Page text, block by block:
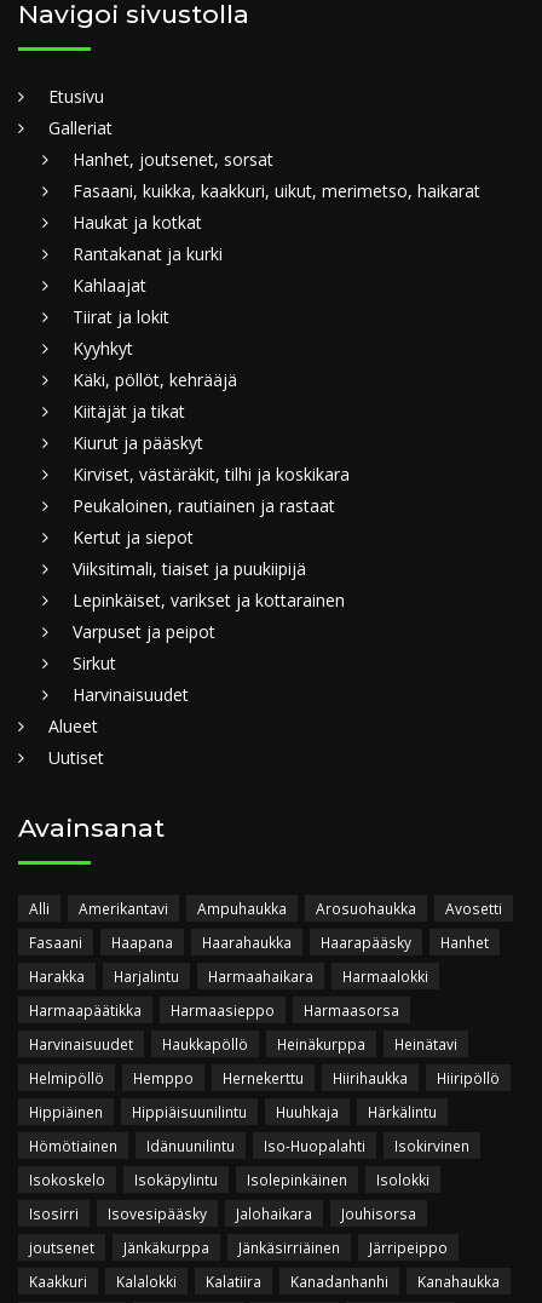
Navigoi sivustolla
Etusivu
Galleriat
Hanhet, joutsenet, sorsat
Fasaani, kuikka, kaakkuri, uikut, merimetso, haikarat
Haukat ja kotkat
Rantakanat ja kurki
Kahlaajat
Tiirat ja lokit
Kyyhkyt
Käki, pöllöt, kehrääjä
Kiitäjät ja tikat
Kiurut ja pääskyt
Kirviset, västäräkit, tilhi ja koskikara
Peukaloinen, rautiainen ja rastaat
Kertut ja siepot
Viiksitimali, tiaiset ja puukiipijä
Lepinkäiset, varikset ja kottarainen
Varpuset ja peipot
Sirkut
Harvinaisuudet
Alueet
Uutiset
Avainsanat
Alli Amerikantavi Ampuhaukka Arosuohaukka
Avosetti
Fasaani
Haapana Haarahaukka Haarapääsky
Hanhet
Harakka
Harjalintu Harmaahaikara
Harmaalokki
Harmaapäätikka
Harmaasieppo
Harmaasorsa
Harvinaisuudet
Haukkapöllö Heinäkurppa
Heinätavi
Helmipöllö
Hemppo Hernekerttu Hiirihaukka
Hiiripöllö
Hippiäinen
Hippiäisuunilintu Huuhkaja
Härkälintu
Hömötiainen
Idänuunilintu Iso-Huopalahti
Isokirvinen
Isokoskelo
Isokäpylintu Isolepinkäinen
Isolokki
Isosirri
Isovesipääsky Jalohaikara
Jouhisorsa
joutsenet
Jänkäkurppa Jänkäsirriäinen
Järripeippo
Kaakkuri
Kalalokki Kalatiira Kanadanhanhi
Kanahaukka